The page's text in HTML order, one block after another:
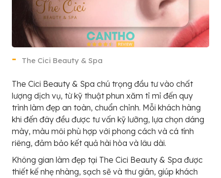
The Cici Beauty & Spa
The Cici Beauty & Spa chú trọng đầu tư vào chất
lượng dịch vụ, từ kỹ thuật phun xăm tỉ mỉ đến quy
trình làm đẹp an toàn, chuẩn chỉnh. Mỗi khách hàng
khi đến đây đều được tư vấn kỹ lưỡng, lựa chọn dáng
mày, màu môi phù hợp với phong cách và cá tính
riêng, đảm bảo kết quả hài hòa và lâu dài.
Không gian làm đẹp tại The Cici Beauty & Spa được
thiết kế nhẹ nhàng, sạch sẽ và thư giãn, giúp khách